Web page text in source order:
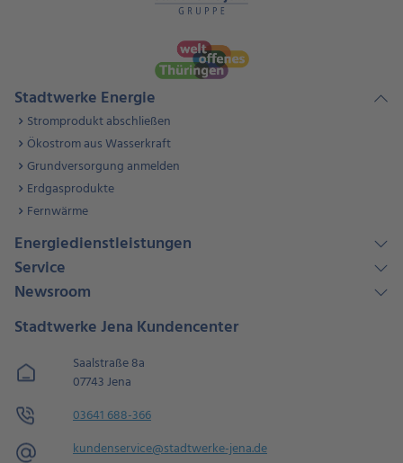
Stadtwerke Energie
Stromprodukt abschließen
Ökostrom aus Wasserkraft
Grundversorgung anmelden
Erdgasprodukte
Fernwärme
Energiedienstleistungen
Service
Newsroom
Stadtwerke Jena Kundencenter
Saalstraße 8a
07743 Jena
03641 688-366
kundenservice@​stadtwerke-jena.de